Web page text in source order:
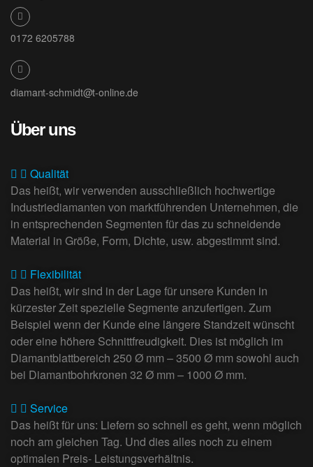
0172 6205788
diamant-schmidt@t-online.de
Über uns
Qualität
Das heißt, wir verwenden ausschließlich hochwertige
Industriediamanten von marktführenden Unternehmen, die
in entsprechenden Segmenten für das zu schneidende
Material in Größe, Form, Dichte, usw. abgestimmt sind.
Flexibilität
Das heißt, wir sind in der Lage für unsere Kunden in
kürzester Zeit spezielle Segmente anzufertigen. Zum
Beispiel wenn der Kunde eine längere Standzeit wünscht
oder eine höhere Schnittfreudigkeit. Dies ist möglich im
Diamantblattbereich 250 Ø mm – 3500 Ø mm sowohl auch
bei Diamantbohrkronen 32 Ø mm – 1000 Ø mm.
Service
Das heißt für uns: Liefern so schnell es geht, wenn möglich
noch am gleichen Tag. Und dies alles noch zu einem
optimalen Preis- Leistungsverhältnis.